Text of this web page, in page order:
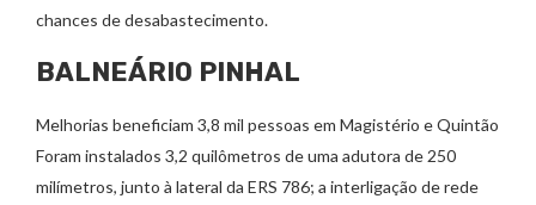
chances de desabastecimento.
BALNEÁRIO PINHAL
Melhorias beneficiam 3,8 mil pessoas em Magistério e Quintão
Foram instalados 3,2 quilômetros de uma adutora de 250
milímetros, junto à lateral da ERS 786; a interligação de rede